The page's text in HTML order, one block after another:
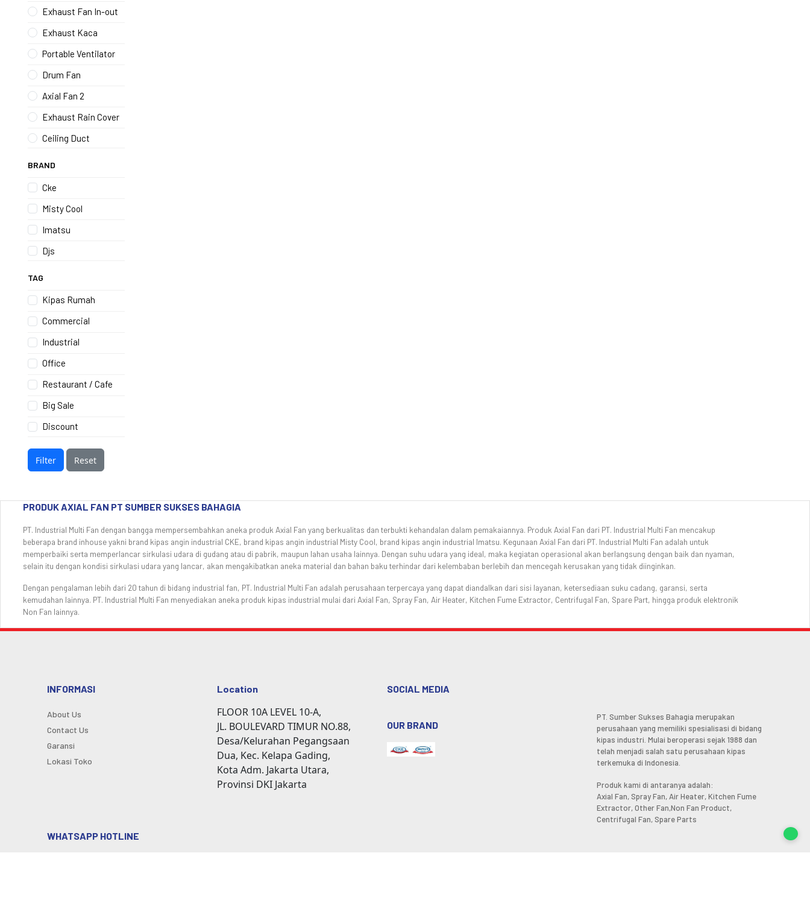
Exhaust Fan In-out
Exhaust Kaca
Portable Ventilator
Drum Fan
Axial Fan 2
Exhaust Rain Cover
Ceiling Duct
BRAND
Cke
Misty Cool
Imatsu
Djs
TAG
Kipas Rumah
Commercial
Industrial
Office
Restaurant / Cafe
Big Sale
Discount
Filter Reset
PRODUK AXIAL FAN PT SUMBER SUKSES BAHAGIA
PT. Industrial Multi Fan dengan bangga mempersembahkan aneka produk Axial Fan yang berkualitas dan terbukti kehandalan dalam pemakaiannya. Produk Axial Fan dari PT. Industrial Multi Fan mencakup
beberapa brand inhouse yakni brand kipas angin industrial CKE, brand kipas angin industrial Misty Cool, brand kipas angin industrial Imatsu. Kegunaan Axial Fan dari PT. Industrial Multi Fan adalah untuk
memperbaiki serta memperlancar sirkulasi udara di gudang atau di pabrik, maupun lahan usaha lainnya. Dengan suhu udara yang ideal, maka kegiatan operasional akan berlangsung dengan baik dan nyaman,
selain itu dengan kondisi sirkulasi udara yang lancar, akan mengakibatkan aneka material dan bahan baku terhindar dari kelembaban berlebih dan mencegah kerusakan yang tidak diinginkan.
Dengan pengalaman lebih dari 20 tahun di bidang industrial fan, PT. Industrial Multi Fan adalah perusahaan terpercaya yang dapat diandalkan dari sisi layanan, ketersediaan suku cadang, garansi, serta
kemudahan lainnya. PT. Industrial Multi Fan menyediakan aneka produk kipas industrial mulai dari Axial Fan, Spray Fan, Air Heater, Kitchen Fume Extractor, Centrifugal Fan, Spare Part, hingga produk elektronik
Non Fan lainnya.
INFORMASI
About Us
Contact Us
Garansi
Lokasi Toko
Location
FLOOR 10A LEVEL 10-A,
JL. BOULEVARD TIMUR NO.88,
Desa/Kelurahan Pegangsaan
Dua, Kec. Kelapa Gading,
Kota Adm. Jakarta Utara,
Provinsi DKI Jakarta
SOCIAL MEDIA
OUR BRAND
WHATSAPP HOTLINE
PT. Sumber Sukses Bahagia merupakan
perusahaan yang memiliki spesialisasi di bidang
kipas industri. Mulai beroperasi sejak 1988 dan
telah menjadi salah satu perusahaan kipas
terkemuka di Indonesia.
Produk kami di antaranya adalah:
Axial Fan, Spray Fan, Air Heater, Kitchen Fume
Extractor, Other Fan,Non Fan Product,
Centrifugal Fan, Spare Parts